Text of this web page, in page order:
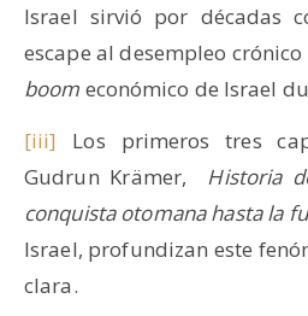
Israel sirvió por décadas
escape al desempleo
boom económico de Israel
[iii]
Los primeros tres
Gudrun Krämer, Historia
conquista otomana hasta la
Israel, profundizan este
clara.